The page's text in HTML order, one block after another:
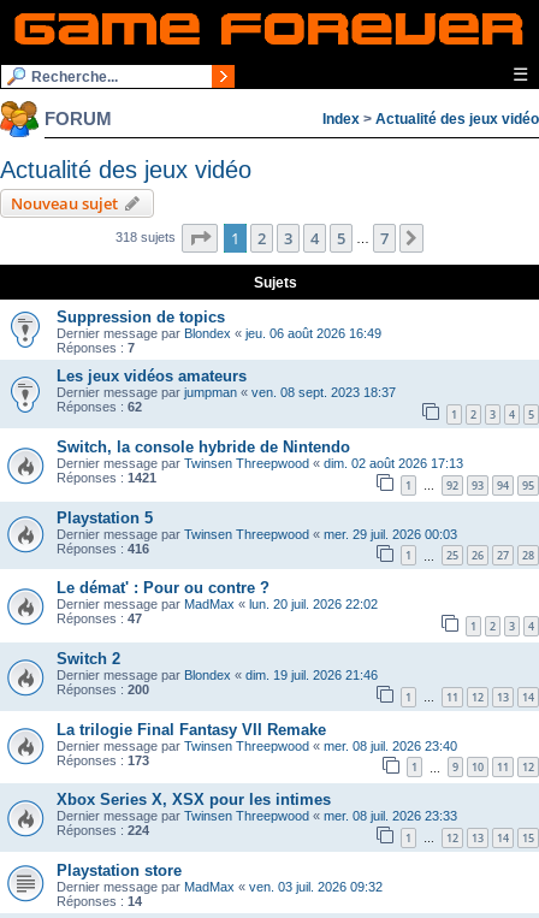
☰
FORUM Index > Actualité des jeux vidéo
Actualité des jeux vidéo
Nouveau sujet
318 sujets Page 1sur7
1 2 3 4 5 … 7
Sujets
Suppression de topics
Dernier message par Blondex « jeu. 06 août 2026 16:49
Réponses : 7
Les jeux vidéos amateurs
Dernier message par jumpman « ven. 08 sept. 2023 18:37
Réponses : 62 1 2 3 4 5
Switch, la console hybride de Nintendo
Dernier message par Twinsen Threepwood « dim. 02 août 2026 17:13
Réponses : 1421 1 … 92 93 94 95
Playstation 5
Dernier message par Twinsen Threepwood « mer. 29 juil. 2026 00:03
Réponses : 416 1 25 26 27 28
Le démat' : Pour ou contre ?
Dernier message par MadMax « lun. 20 juil. 2026 22:02
Réponses : 47 1 2 3 4
Switch 2
Dernier message par Blondex « dim. 19 juil. 2026 21:46
Réponses : 200 1 … 11 12 13 14
La trilogie Final Fantasy VII Remake
Dernier message par Twinsen Threepwood « mer. 08 juil. 2026 23:40
Réponses : 173 1 9 10 11 12
Xbox Series X, XSX pour les intimes
Dernier message par Twinsen Threepwood « mer. 08 juil. 2026 23:33
Réponses : 224 1 … 12 13 14 15
Playstation store
Dernier message par MadMax « ven. 03 juil. 2026 09:32
Réponses : 14